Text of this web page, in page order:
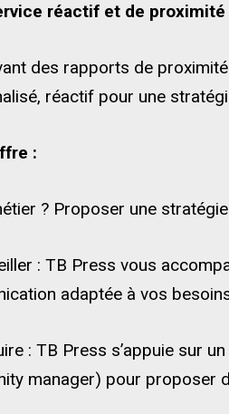
réactif et de proximité
des rapports de
réactif pour une
:
? Proposer une
: TB Press vous
adaptée à vos
: TB Press s’appuie sur
manager) pour proposer